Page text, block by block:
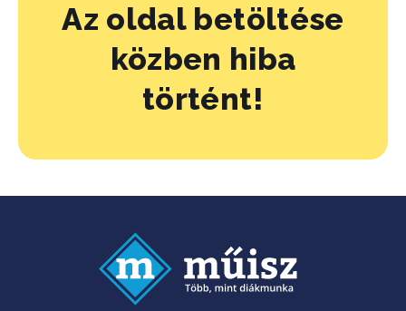
Az oldal betöltése
közben hiba
történt!